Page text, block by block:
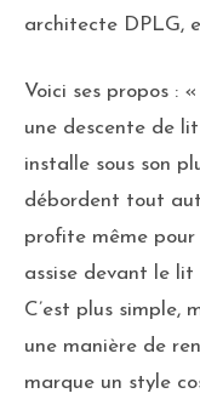
architecte DPLG,
Voici ses propos :
une descente de
installe sous son
débordent tout
profite même
assise devant le
C’est plus simple,
une manière de
marque un style